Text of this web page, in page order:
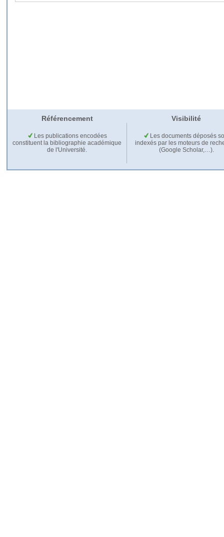
Référencement Visibilité
Les publications encodées
constituent la bibliographie académique
de l'Université.
Les documents déposés
indexés par les moteurs de
(Google Scholar,…).